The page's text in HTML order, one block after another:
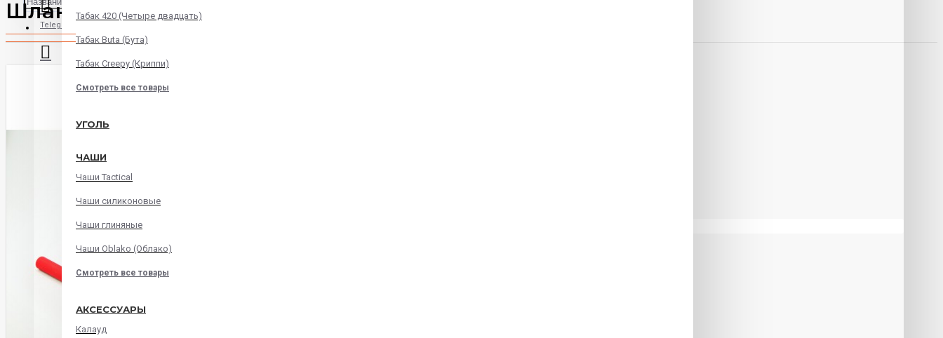
Telegram
Instagram
В корзине пусто!
Табак 420 (Четыре двадцать)
Табак Buta (Бута)
Табак Creepy (Криппи)
Смотреть все товары
УГОЛЬ
ЧАШИ
Чаши Tactical
Чаши силиконовые
Чаши глиняные
Чаши Oblako (Облако)
Смотреть все товары
АКСЕССУАРЫ
Калауд
Шланг Khmara Hose Red (Soft touch)